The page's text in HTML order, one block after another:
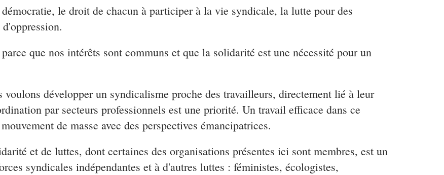
le droit de chacun à participer à la vie syndicale, la lutte pour des
que nos intérêts sont communs et que la solidarité est une nécessité pour un
développer un syndicalisme proche des travailleurs, directement lié à leur
par secteurs professionnels est une priorité. Un travail efficace dans ce
de masse avec des perspectives émancipatrices.
et de luttes, dont certaines des organisations présentes ici sont membres, est un
syndicales indépendantes et à d'autres luttes : féministes, écologistes,